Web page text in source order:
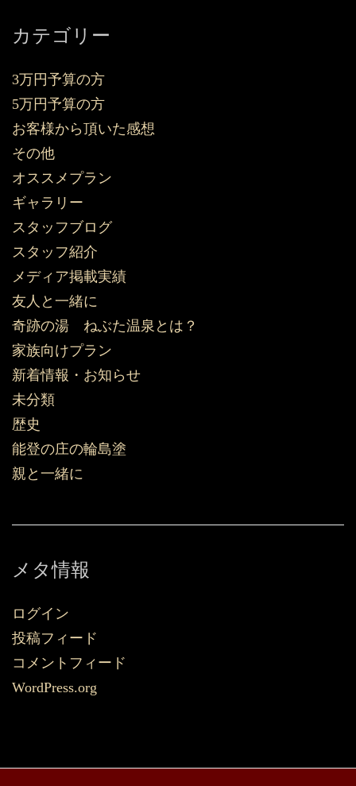
カテゴリー
3万円予算の方
5万円予算の方
お客様から頂いた感想
その他
オススメプラン
ギャラリー
スタッフブログ
スタッフ紹介
メディア掲載実績
友人と一緒に
奇跡の湯 ねぶた温泉とは？
家族向けプラン
新着情報・お知らせ
未分類
歴史
能登の庄の輪島塗
親と一緒に
メタ情報
ログイン
投稿フィード
コメントフィード
WordPress.org